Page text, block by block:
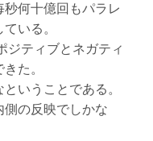
何十億回もパラレ
いる。
ジティブとネガティ
た。
いうことである。
側の反映でしかな